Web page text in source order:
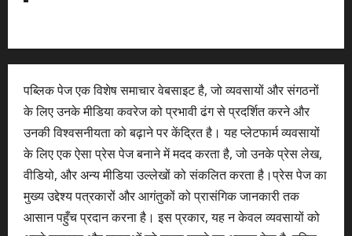
पब्लिक पेज एक विशेष समाचार वेबसाइट है, जो व्यवसायों और संगठनों
के लिए उनके मीडिया कवरेज को प्रभावी ढंग से प्रदर्शित करने और
उनकी विश्वसनीयता को बढ़ाने पर केंद्रित है। यह प्लेटफार्म व्यवसायों
के लिए एक ऐसा प्रेस पेज बनाने में मदद करता है, जो उनके प्रेस लेख,
वीडियो, और अन्य मीडिया उल्लेखों को संकलित करता है।प्रेस पेज का
मुख्य उद्देश्य पत्रकारों और आगंतुकों को प्रासंगिक जानकारी तक
आसान पहुँच प्रदान करना है। इस प्रकार, यह न केवल व्यवसायों को